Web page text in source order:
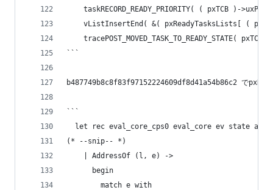
vListInsertEnd( &( pxReadyTasksLists[ (
	tracePOST_MOVED_TASK_TO_READY_STATE( pxTCB )
```
b487749b8c8f83f97152224609df8d41a54b86c2 で
```
let rec eval_core_cps0 eval_core ev state
(* --snip-- *)
    | AddressOf (l, e) ->
      begin
        match e with